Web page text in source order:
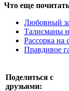
Что еще
Любовный
Талисманы
Рассорка на
Правдивое
Поделиться с
друзьями: